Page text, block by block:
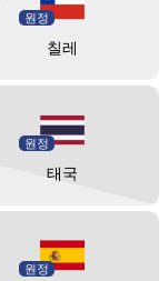
원정
칠레
원정
태국
원정